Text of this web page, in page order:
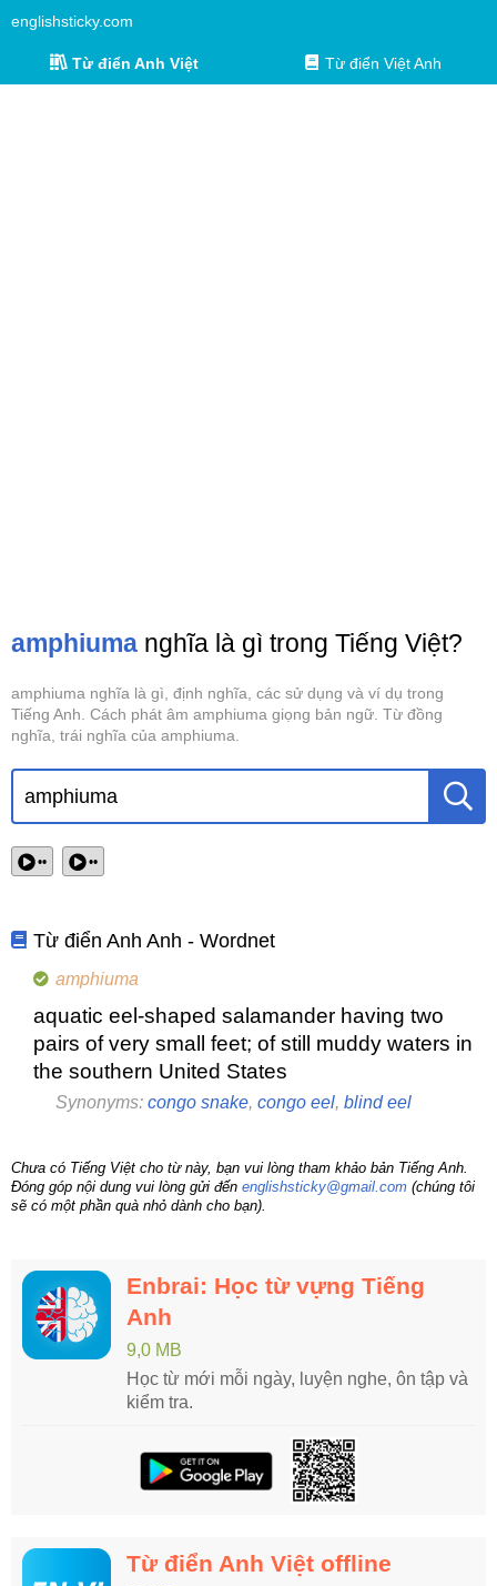
englishsticky.com
Từ điển Anh Việt Từ điển Việt Anh
amphiuma nghĩa là gì trong Tiếng Việt?
amphiuma nghĩa là gì, định nghĩa, các sử dụng và ví dụ trong
Tiếng Anh. Cách phát âm amphiuma giọng bản ngữ. Từ đồng
nghĩa, trái nghĩa của amphiuma.
•• ••
Từ điển Anh Anh - Wordnet
amphiuma
aquatic eel-shaped salamander having two
pairs of very small feet; of still muddy waters in
the southern United States
Synonyms: congo snake, congo eel, blind eel
Chưa có Tiếng Việt cho từ này, bạn vui lòng tham khảo bản Tiếng Anh.
Đóng góp nội dung vui lòng gửi đến englishsticky@gmail.com (chúng tôi
sẽ có một phần quà nhỏ dành cho bạn).
Enbrai: Học từ vựng Tiếng
Anh
9,0 MB
Học từ mới mỗi ngày, luyện nghe, ôn tập và
kiểm tra.
Từ điển Anh Việt offline